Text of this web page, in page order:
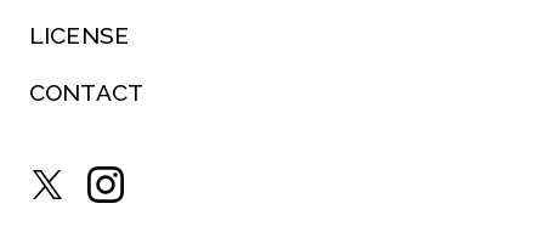
LICENSE
CONTACT